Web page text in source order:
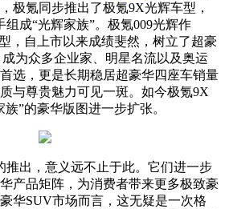
极氪同步推出了极氪9X光辉车型，
组成“光辉家族”。极氪009光辉作
，自上市以来成绩斐然，树立了超豪
为众多企业家、明星名流以及奥运
选，更是长期稳居超豪华四座车销量
与尊贵魅力可见一斑。如今极氪9X
”的豪华版图进一步扩张。
推出，意义远不止于此。它们进一步
产品矩阵，为消费者带来更多极致豪
华SUV市场而言，这无疑是一次格